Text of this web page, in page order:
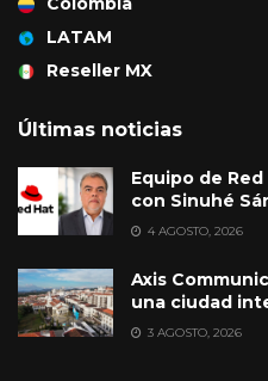
LATAM
Reseller MX
Últimas noticias
Equipo de
con Sinuhé
4 AGOSTO, 2026
Axis
una ciudad
3 AGOSTO, 2026